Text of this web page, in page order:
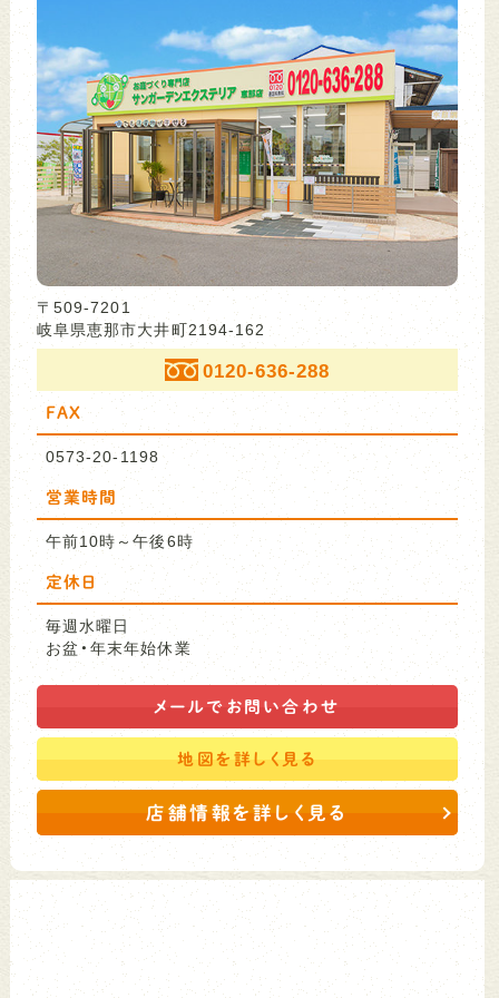
〒509-7201
岐阜県恵那市大井町2194-162
0120-636-288
FAX
0573-20-1198
営業時間
午前10時～午後6時
定休日
毎週水曜日
お盆・年末年始休業
メールで お問い合わせ
地図を詳しく見る
店舗情報を詳しく見る